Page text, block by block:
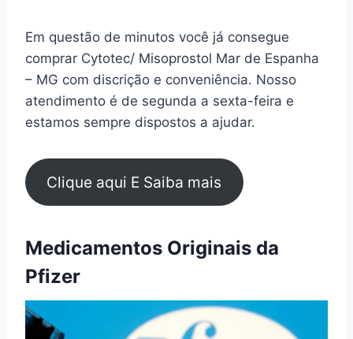
Em questão de minutos você já consegue
comprar Cytotec/ Misoprostol Mar de Espanha
– MG com discrição e conveniência. Nosso
atendimento é de segunda a sexta-feira e
estamos sempre dispostos a ajudar.
Clique aqui E Saiba mais
Medicamentos Originais da
Pfizer